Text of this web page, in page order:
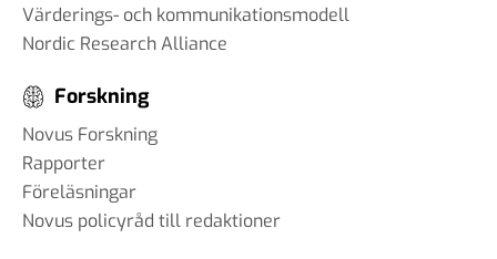
Värderings- och kommunikationsmodell
Nordic Research Alliance
Forskning
Novus Forskning
Rapporter
Föreläsningar
Novus policyråd till redaktioner